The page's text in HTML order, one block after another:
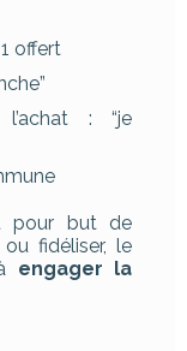
offert
: “je
pour but de
fidéliser, le
engager la